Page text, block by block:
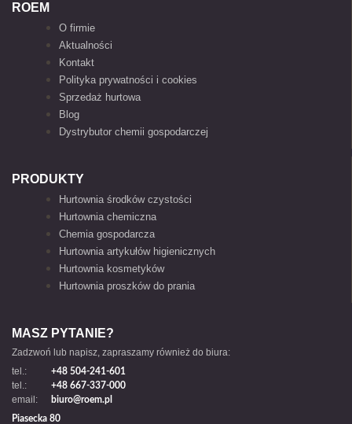
ROEM
O firmie
Aktualności
Kontakt
Polityka prywatności i cookies
Sprzedaż hurtowa
Blog
Dystrybutor chemii gospodarczej
PRODUKTY
Hurtownia środków czystości
Hurtownia chemiczna
Chemia gospodarcza
Hurtownia artykułów higienicznych
Hurtownia kosmetyków
Hurtownia proszków do prania
MASZ PYTANIE?
Zadzwoń lub napisz, zapraszamy również do biura:
tel.:
+48 504-241-601
tel.: +48 667-337-000
email:
biuro@roem.pl
Piasecka 80